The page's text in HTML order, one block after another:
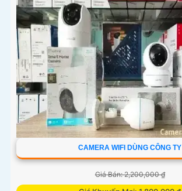
CAMERA WIFI DÙNG CÔNG TY
Giá Bán: 2,200,000 ₫